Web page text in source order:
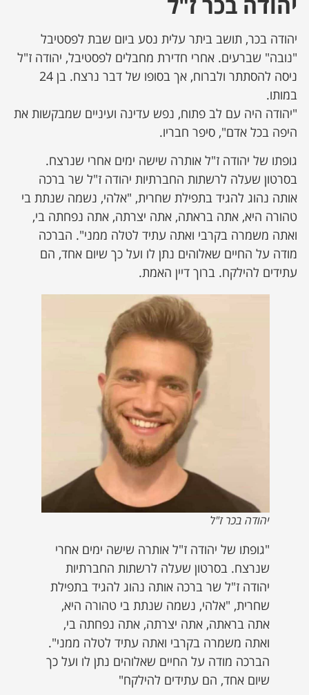
יהודה בכר, תושב ביתר עלית נסע ביום שבת לפסטיבל
"נובה" שברעים. אחרי חדירת מחבלים לפסטיבל, יהודה ז"ל
ניסה להסתתר ולברוח, אך בסופו של דבר נרצח. בן 24
במותו.
"יהודה היה עם לב פתוח, נפש עדינה ועיניים שמבקשות את
היפה בכל אדם", סיפר חבריו.
גופתו של יהודה ז"ל אותרה שישה ימים אחרי שנרצח.
בסרטון שעלה לרשתות החברתיות יהודה ז"ל שר ברכה
אותה נהוג להגיד בתפילת שחרית, "אלהי, נשמה שנתת בי
טהורה היא, אתה בראתה, אתה יצרתה, אתה נפחתה בי,
ואתה משמרה בקרבי ואתה עתיד לטלה ממני". הברכה
מודה על החיים שאלוהים נתן לו ועל כך שיום אחד, הם
עתידים להילקח. ברוך דיין האמת.
יהודה בכר ז"ל
"גופתו של יהודה ז"ל אותרה שישה ימים אחרי
שנרצח. בסרטון שעלה לרשתות החברתיות
יהודה ז"ל שר ברכה אותה נהוג להגיד בתפילת
שחרית, "אלהי, נשמה שנתת בי טהורה היא,
אתה בראתה, אתה יצרתה, אתה נפחתה בי,
ואתה משמרה בקרבי ואתה עתיד לטלה ממני".
הברכה מודה על החיים שאלוהים נתן לו ועל כך
שיום אחד, הם עתידים להילקח"